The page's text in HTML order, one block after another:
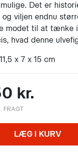
Det er
og viljen endnu
modet til at tænke
hvad denne
x 7 x 15 cm
kr.
FRAGT
LÆG I KURV